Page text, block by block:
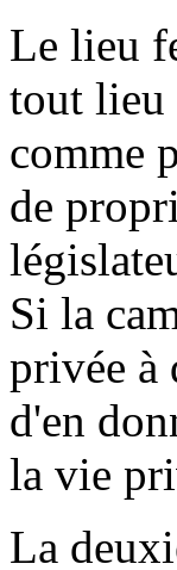
Le lieu
tout lieu
comme
de
Si la
privée à
d'en
la vie
La